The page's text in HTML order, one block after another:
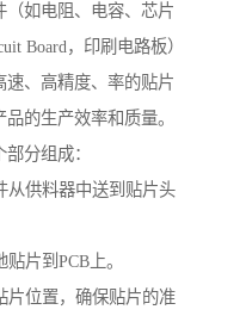
如电阻、电容、芯片
Board，印刷电路板）
速、高精度、率的贴片
的生产效率和质量。
分组成：
从供料器中送到贴片头
片到PCB上。
片位置，确保贴片的准